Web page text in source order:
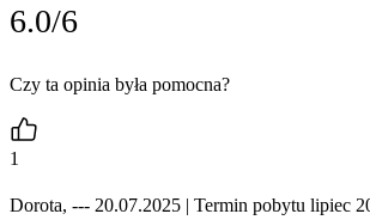
6.0/6
Czy ta opinia była pomocna?
1
Dorota, --- 20.07.2025 | Termin pobytu lipiec